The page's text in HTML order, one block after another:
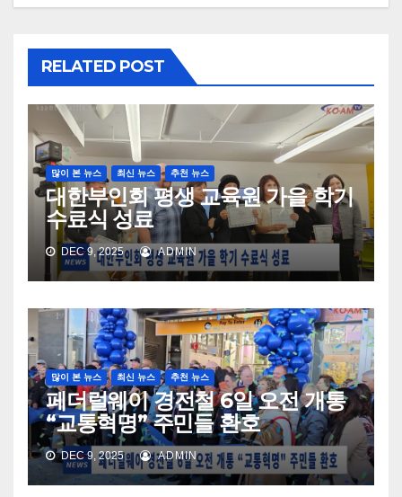
RELATED POST
많이 본 뉴스 최신 뉴스 추천 뉴스
대한부인회 평생 교육원 가을 학기
수료식 성료
DEC 9, 2025 ADMIN
많이 본 뉴스 최신 뉴스 추천 뉴스
페더럴웨이 경전철 6일 오전 개통
“교통혁명” 주민들 환호
DEC 9, 2025 ADMIN